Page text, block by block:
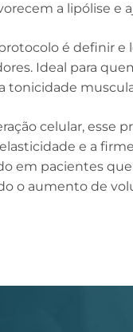
a lipólise e
é definir e
Ideal para
tonicidade
celular, esse
e a
em pacientes
o aumento de